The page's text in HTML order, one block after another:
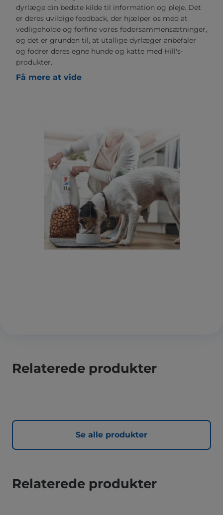
dyrlæge din bedste kilde til information og pleje. Det
er deres uvildige feedback, der hjælper os med at
vedligeholde og forfine vores fodersammensætninger,
og det er grunden til, at utallige dyrlæger anbefaler
og fodrer deres egne hunde og katte med Hill's-
produkter.
Få mere at vide
Relaterede produkter
Se alle produkter
Relaterede produkter